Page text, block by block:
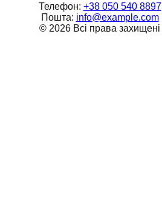
Телефон: +38 050 540 8897
Пошта: info@example.com
© 2026 Всі права захищені